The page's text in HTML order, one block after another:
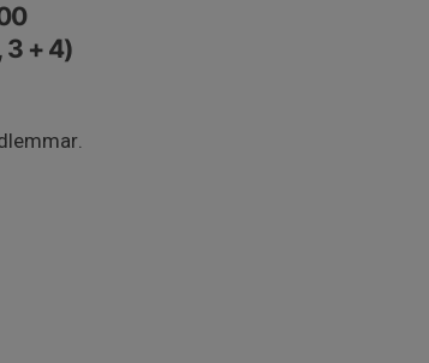
3 + 4)